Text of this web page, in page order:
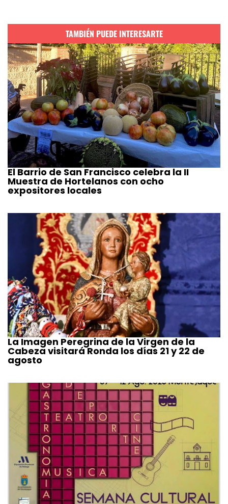
TAMBIÉN PUEDE INTERESARTE
El Barrio de San Francisco celebra la II
Muestra de Hortelanos con ocho
expositores locales
La Imagen Peregrina de la Virgen de la
Cabeza visitará Ronda los días 21 y 22 de
agosto